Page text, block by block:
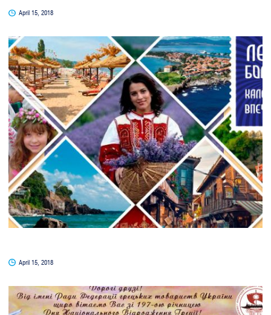
April 15, 2018
April 15, 2018